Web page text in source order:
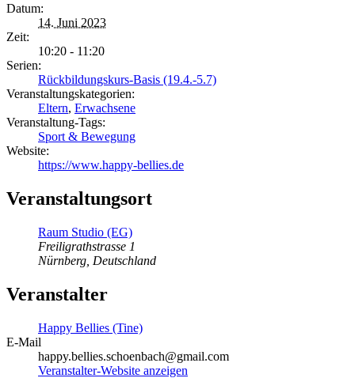
Datum:
14. Juni 2023
Zeit:
10:20 - 11:20
Serien:
Rückbildungskurs-Basis (19.4.-5.7)
Veranstaltungskategorien:
Eltern, Erwachsene
Veranstaltung-Tags:
Sport & Bewegung
Website:
https://www.happy-bellies.de
Veranstaltungsort
Raum Studio (EG)
Freiligrathstrasse 1
Nürnberg Deutschland
Veranstalter
Happy Bellies (Tine)
E-Mail
happy.bellies.schoenbach@gmail.com
Veranstalter-Website anzeigen